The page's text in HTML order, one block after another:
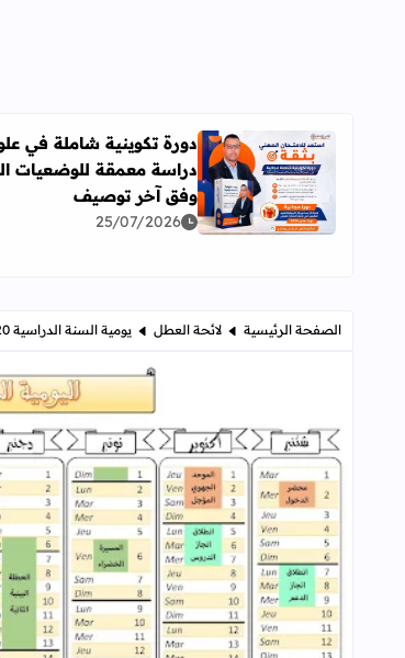
اقرأ المزيد عن دورة تكوينية شاملة في
دورة تكوينية شاملة في
دراسة معمقة للوضعيات
وفق آخر توصيف
25/07/2026
الصفحة الرئيسية لائحة العطل يومية السنة الدراسية 2020-2021 pdf